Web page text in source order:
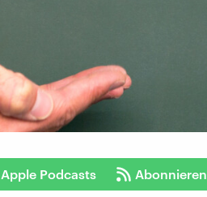
Apple Podcasts Abonnieren